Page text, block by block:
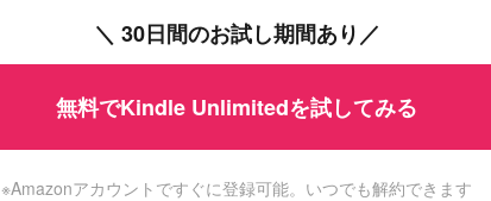
＼ 30日間のお試し期間あり／
無料でKindle Unlimitedを試してみる
※Amazonアカウントですぐに登録可能。いつでも解約できます